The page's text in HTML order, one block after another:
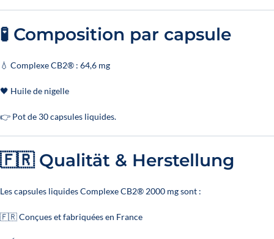
🧪 Composition par capsule
💧 Complexe CB2® : 64,6 mg
🖤 Huile de nigelle
👉 Pot de 30 capsules liquides.
🇫🇷 Qualität & Herstellung
Les capsules liquides Complexe CB2® 2000 mg sont :
🇫🇷 Conçues et fabriquées en France